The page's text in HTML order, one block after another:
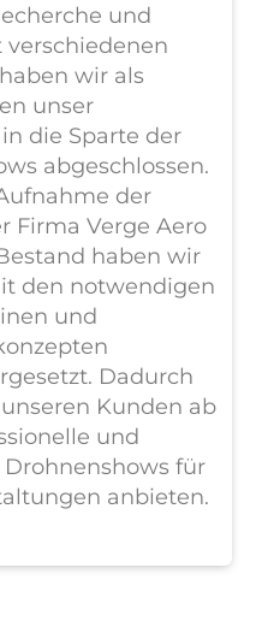
und
wir als
unser
die Sparte der
abgeschlossen.
der
Firma Verge Aero
haben wir
den notwendigen
und
Dadurch
Kunden ab
und
für
anbieten.